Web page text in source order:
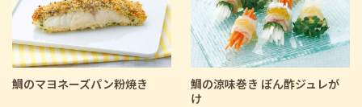
鯛のマヨネーズパン粉焼き
鯛の涼味巻き ぽん酢ジュレが
け